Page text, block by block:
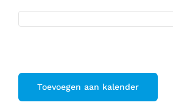
Toevoegen aan kalender